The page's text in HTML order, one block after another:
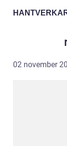
02 november